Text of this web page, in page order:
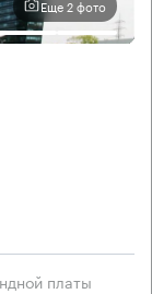
Еще 2 фото
платы